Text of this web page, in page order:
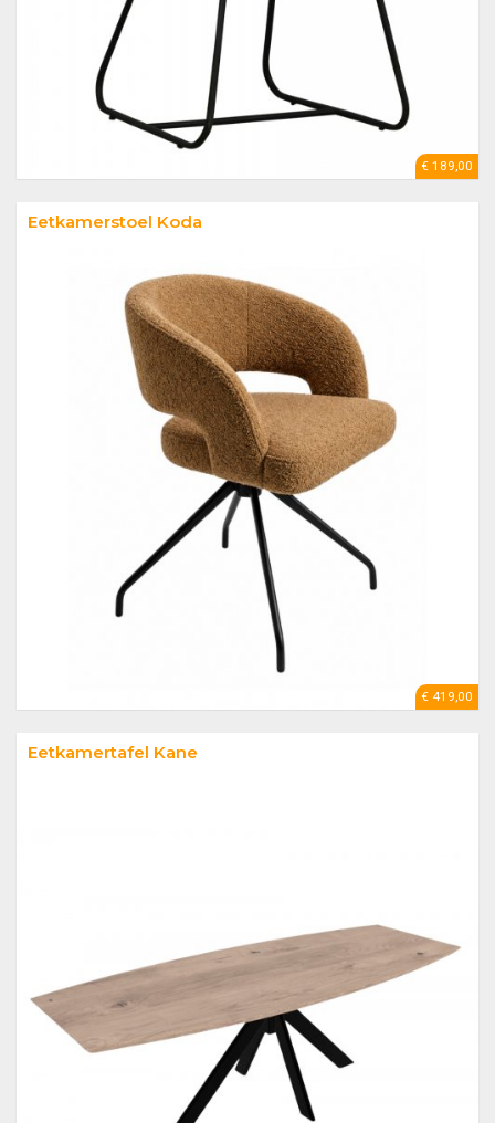
€ 189,00
Eetkamerstoel Koda
€ 419,00
Eetkamertafel Kane